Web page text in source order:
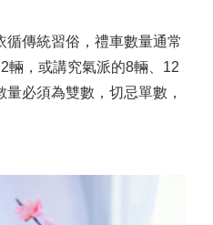
循傳統習俗，禮車數量通常
輛，或講究氣派的8輛、12
必須為雙數，切忌單數，